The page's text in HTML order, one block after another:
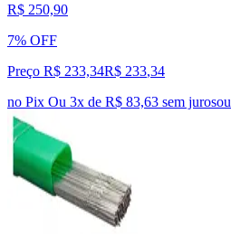
R$ 250,90
7% OFF
Preço R$ 233,34R$ 233,34
no Pix Ou 3x de R$ 83,63 sem jurosou